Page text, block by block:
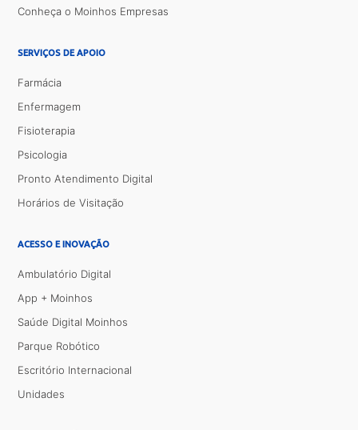
Conheça o Moinhos Empresas
SERVIÇOS DE APOIO
Farmácia
Enfermagem
Fisioterapia
Psicologia
Pronto Atendimento Digital
Horários de Visitação
ACESSO E INOVAÇÃO
Ambulatório Digital
App + Moinhos
Saúde Digital Moinhos
Parque Robótico
Escritório Internacional
Unidades